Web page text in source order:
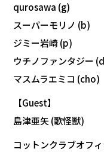
qurosawa (g)
スーパーモリノ (b)
ジミー岩崎 (p)
ウチノファンタジー
マスムラエミコ (cho)
【Guest】
島津亜矢 (歌怪獣)
コットンクラブオフ